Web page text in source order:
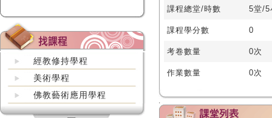
經教修持學程
美術學程
佛教藝術應用學程
課程總堂/時數 5堂/5
課程學分數 0
考卷數量 0次
作業數量 0次